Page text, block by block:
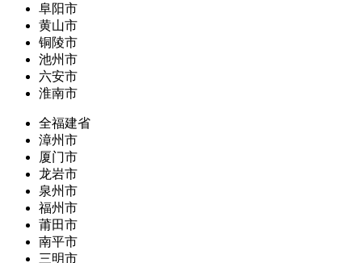
阜阳市
黄山市
铜陵市
池州市
六安市
淮南市
全福建省
漳州市
厦门市
龙岩市
泉州市
福州市
莆田市
南平市
三明市